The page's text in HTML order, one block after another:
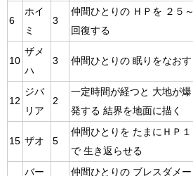
6
ホイ
ミ
3
仲間ひとりの ＨＰを ２５～
回復する
10
ザメ
ハ
3 仲間ひとりの 眠りをなおす
12
ジバ
リア
2
一定時間が経つと 大地が爆
発する 結界を地面に描く
15 ザオ 5
仲間ひとりを たまにＨＰ１
で 生き返らせる
バー
仲間ひとりの ブレスダメー